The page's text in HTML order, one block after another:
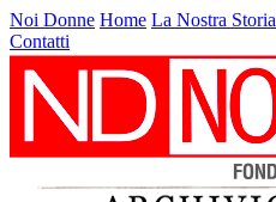
Noi Donne Home La Nostra Storia
Contatti